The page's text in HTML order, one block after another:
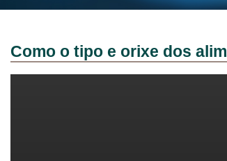
Como o tipo e orixe dos